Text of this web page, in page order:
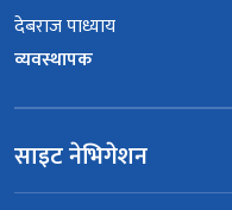
देबराज पाध्याय
व्यवस्थापक
साइट नेभिगेशन